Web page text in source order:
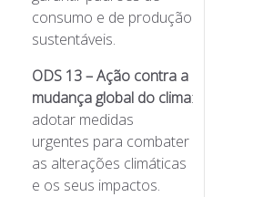
consumo e de produção
sustentáveis.
ODS 13 – Ação contra a
mudança global do clima:
adotar medidas
urgentes para combater
as alterações climáticas
e os seus impactos.